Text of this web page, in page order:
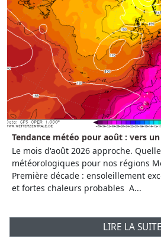
Tendance météo pour août : vers
Le mois d'août 2026 approche.
météorologiques pour nos régions
Première décade : ensoleillement
et fortes chaleurs probables A...
LIRE LA SUITE